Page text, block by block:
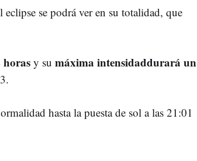
eclipse se podrá ver en su totalidad, que
horas y su máxima intensidaddurará un
hasta la puesta de sol a las 21:01